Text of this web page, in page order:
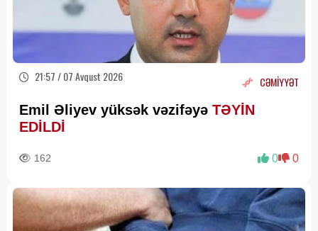
21:57 / 07 Avqust 2026 CƏMİYYƏT
Emil Əliyev yüksək vəzifəyə TƏYİN
EDİLDİ
162 0 0